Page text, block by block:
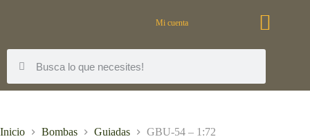
Mi cuenta
Inicio Bombas Guiadas GBU-54 – 1:72